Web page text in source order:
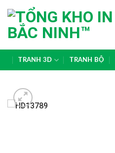
to
content
TRANH 3D TRANH BỘ